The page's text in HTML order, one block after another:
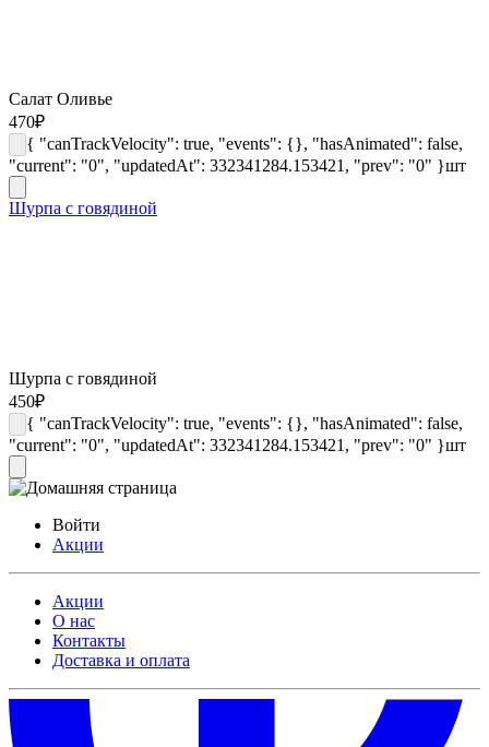
Салат Оливье
470₽
{ "canTrackVelocity": true, "events": {}, "hasAnimated": false,
"current": "0", "updatedAt": 332341284.153421, "prev": "0" }шт
Шурпа с говядиной
Шурпа с говядиной
450₽
{ "canTrackVelocity": true, "events": {}, "hasAnimated": false,
"current": "0", "updatedAt": 332341284.153421, "prev": "0" }шт
Войти
Акции
Акции
О нас
Контакты
Доставка и оплата